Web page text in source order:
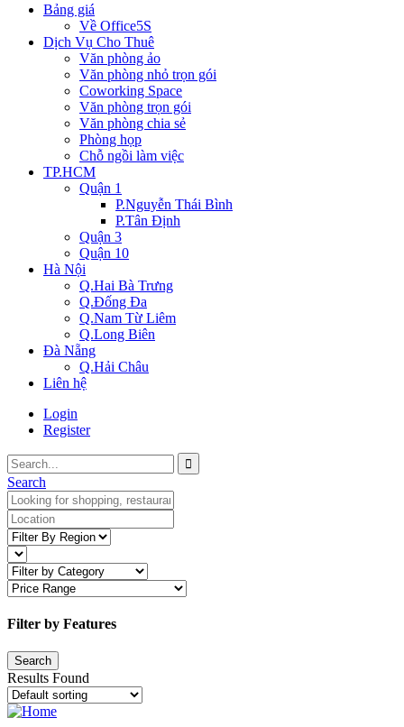
Bảng giá
Về Office5S
Dịch Vụ Cho Thuê
Văn phòng ảo
Văn phòng nhỏ trọn gói
Coworking Space
Văn phòng trọn gói
Văn phòng chia sẻ
Phòng họp
Chỗ ngồi làm việc
TP.HCM
Quận 1
P.Nguyễn Thái Bình
P.Tân Định
Quận 3
Quận 10
Hà Nội
Q.Hai Bà Trưng
Q.Đống Đa
Q.Nam Từ Liêm
Q.Long Biên
Đà Nẵng
Q.Hải Châu
Liên hệ
Login
Register
Search
Filter by Features
Results Found